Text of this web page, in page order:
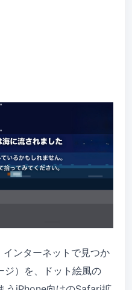
ンターネットで見つか
ジ）を、ドット絵風の